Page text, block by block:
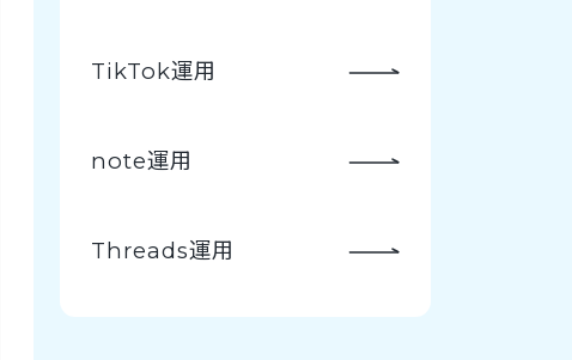
TikTok運用
note運用
Threads運用